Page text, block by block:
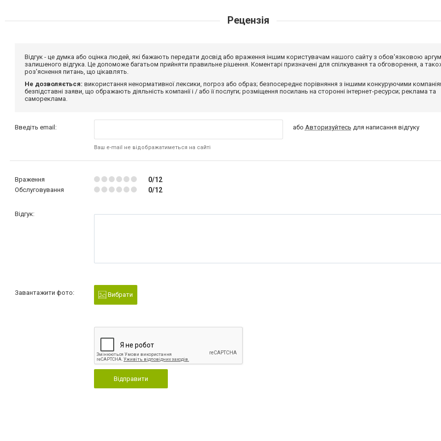
Рецензія
Відгук - це думка або оцінка людей, які бажають передати досвід або враження іншим користувачам нашого сайту з обов'язковою
залишеного відгука. Це допоможе багатьом прийняти правильне рішення. Коментарі призначені для спілкування та обговорення, а
роз'яснення питань, що цікавлять.
Не дозволяється: використання ненормативної лексики, погроз або образ; безпосереднє порівняння з іншими конкуруючими
безпідставні заяви, що ображають діяльність компанії і / або її послуги; розміщення посилань на сторонні інтернет-ресурси; реклама та
самореклама.
Введіть email:
Ваш e-mail не відображатиметься на сайті
або Авторизуйтесь для написання відгуку
Враження 0/12
Обслуговування 0/12
Відгук:
Завантажити фото: Вибрати
Відправити